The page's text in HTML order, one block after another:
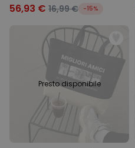
56,93 € 16,99 € -15%
Presto disponibile